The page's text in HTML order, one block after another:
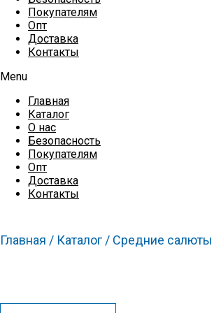
Покупателям
Опт
Доставка
Контакты
Menu
Главная
Каталог
О нас
Безопасность
Покупателям
Опт
Доставка
Контакты
Главная / Каталог / Средние салюты